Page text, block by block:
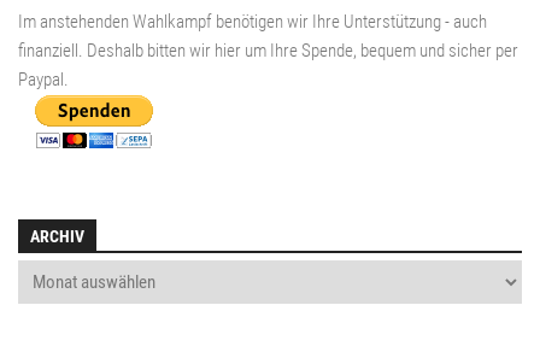
Im anstehenden Wahlkampf benötigen wir Ihre Unterstützung - auch
finanziell. Deshalb bitten wir hier um Ihre Spende, bequem und sicher per
Paypal .
ARCHIV